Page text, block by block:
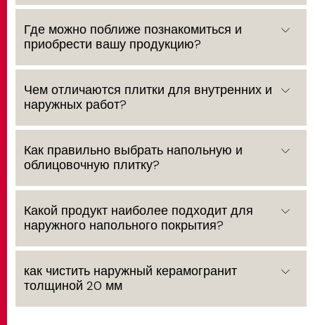
Где можно поближе познакомиться и
приобрести вашу продукцию?
Чем отличаются плитки для внутренних и
наружных работ?
Как правильно выбрать напольную и
облицовочную плитку?
Какой продукт наиболее подходит для
наружного напольного покрытия?
как чистить наружный керамогранит
толщиной 20 мм